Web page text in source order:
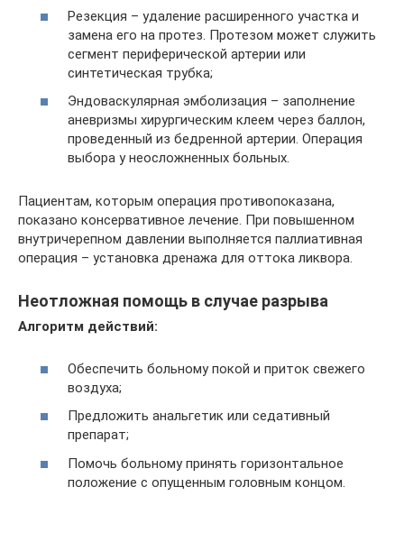
Резекция – удаление расширенного участка и
замена его на протез. Протезом может служить
сегмент периферической артерии или
синтетическая трубка;
Эндоваскулярная эмболизация – заполнение
аневризмы хирургическим клеем через баллон,
проведенный из бедренной артерии. Операция
выбора у неосложненных больных.
Пациентам, которым операция противопоказана,
показано консервативное лечение. При повышенном
внутричерепном давлении выполняется паллиативная
операция – установка дренажа для оттока ликвора.
Неотложная помощь в случае разрыва
Алгоритм действий:
Обеспечить больному покой и приток свежего
воздуха;
Предложить анальгетик или седативный
препарат;
Помочь больному принять горизонтальное
положение с опущенным головным концом.